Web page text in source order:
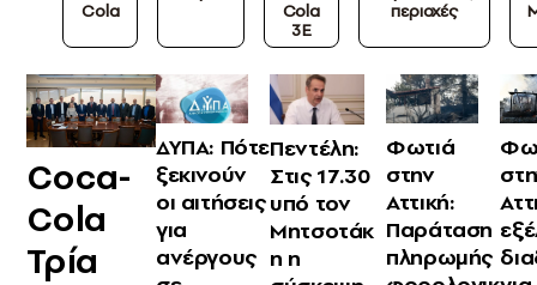
Cola
Cola
3E
περιοχές
Coca-
Cola
Τρία
ΔΥΠΑ: Πότε
ξεκινούν
οι αιτήσεις
για
ανέργους
Πεντέλη:
Στις 17.30
υπό τον
Μητσοτάκ
η η
Φωτιά
στην
Αττική:
Παράταση
πληρωμής